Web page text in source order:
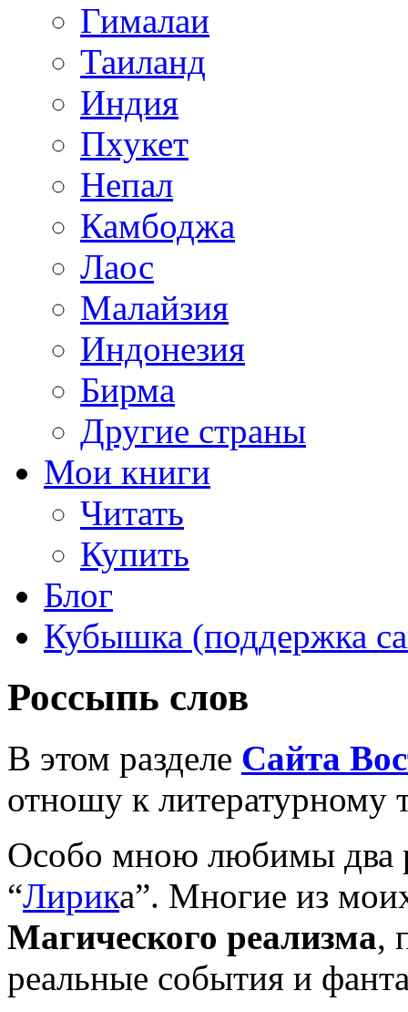
Гималаи
Таиланд
Индия
Пхукет
Непал
Камбоджа
Лаос
Малайзия
Индонезия
Бирма
Другие страны
Мои книги
Читать
Купить
Блог
Кубышка (поддержка
Россыпь слов
В этом разделе Сайта
отношу к литературному
Особо мною любимы два
“Лирика”. Многие из
Магического реализма,
реальные события и